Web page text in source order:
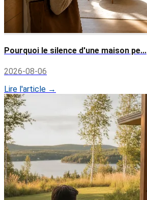
Pourquoi le silence d'une maison pe...
2026-08-06
Lire l'article →